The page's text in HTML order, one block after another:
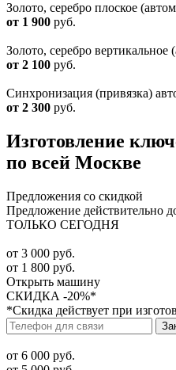
Золото, серебро плоское
от 1 900 руб.
Золото, серебро
от 2 100 руб.
Синхронизация (привязка)
от 2 300 руб.
Изготовление
по всей Москве
Предложения со скидкой
Предложение действительно
ТОЛЬКО СЕГОДНЯ
от 3 000 руб.
от 1 800 руб.
Открыть машину
СКИДКА -20%*
*Скидка действует при
от 6 000 руб.